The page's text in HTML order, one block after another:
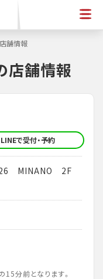
舗情報
店舗情報
LINEで受付・予約
26 MINANO 2F
分前となります。